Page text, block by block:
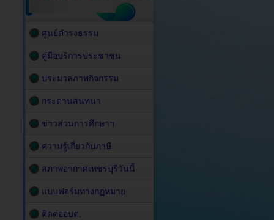
ศูนย์ดำรงธรรม
คู่มือบริการประชาชน
ประมวลภาพกิจกรรม
กระดานสนทนา
ข่าวส่วนการศึกษาฯ
ความรู้เกี่ยวกับภาษี
สภาพอากาศเพชรบุรีวันนี้
แบบฟอร์มทางกฏหมาย
ติดต่ออบต.